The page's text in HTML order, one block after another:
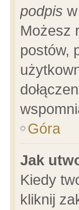
podpis
Możesz
postów,
Góra
Jak
Kiedy
kliknij